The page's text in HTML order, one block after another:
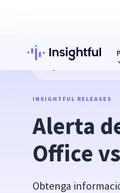
Alerta de nueva
INSIGHTFUL RELEASES
Alerta
Office
Obtenga